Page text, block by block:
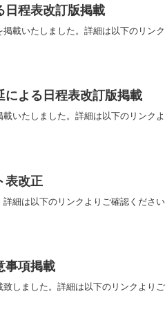
日程表改訂版掲載
載いたしました。詳細は以下のリンク
による日程表改訂版掲載
いたしました。詳細は以下のリンクよ
表改正
細は以下のリンクよりご確認ください
事項掲載
しました。詳細は以下のリンクよりご